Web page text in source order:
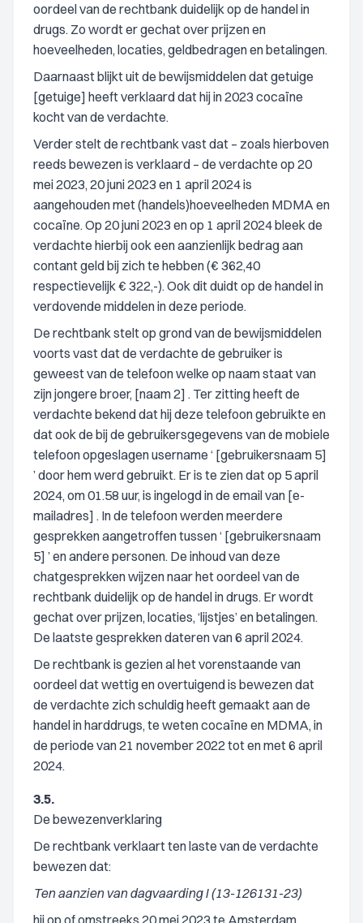
oordeel van de rechtbank duidelijk op de handel in
drugs. Zo wordt er gechat over prijzen en
hoeveelheden, locaties, geldbedragen en betalingen.
Daarnaast blijkt uit de bewijsmiddelen dat getuige
[getuige] heeft verklaard dat hij in 2023 cocaïne
kocht van de verdachte.
Verder stelt de rechtbank vast dat – zoals hierboven
reeds bewezen is verklaard – de verdachte op 20
mei 2023, 20 juni 2023 en 1 april 2024 is
aangehouden met (handels)hoeveelheden MDMA en
cocaïne. Op 20 juni 2023 en op 1 april 2024 bleek de
verdachte hierbij ook een aanzienlijk bedrag aan
contant geld bij zich te hebben (€ 362,40
respectievelijk € 322,-). Ook dit duidt op de handel in
verdovende middelen in deze periode.
De rechtbank stelt op grond van de bewijsmiddelen
voorts vast dat de verdachte de gebruiker is
geweest van de telefoon welke op naam staat van
zijn jongere broer, [naam 2] . Ter zitting heeft de
verdachte bekend dat hij deze telefoon gebruikte en
dat ook de bij de gebruikersgegevens van de mobiele
telefoon opgeslagen username ‘ [gebruikersnaam 5]
’ door hem werd gebruikt. Er is te zien dat op 5 april
2024, om 01.58 uur, is ingelogd in de email van [e-
mailadres] . In de telefoon werden meerdere
gesprekken aangetroffen tussen ‘ [gebruikersnaam
5] ’ en andere personen. De inhoud van deze
chatgesprekken wijzen naar het oordeel van de
rechtbank duidelijk op de handel in drugs. Er wordt
gechat over prijzen, locaties, ‘lijstjes’ en betalingen.
De laatste gesprekken dateren van 6 april 2024.
De rechtbank is gezien al het vorenstaande van
oordeel dat wettig en overtuigend is bewezen dat
de verdachte zich schuldig heeft gemaakt aan de
handel in harddrugs, te weten cocaïne en MDMA, in
de periode van 21 november 2022 tot en met 6 april
2024.
3.5.
De bewezenverklaring
De rechtbank verklaart ten laste van de verdachte
bewezen dat:
Ten aanzien van dagvaarding I (13-126131-23)
hij op of omstreeks 20 mei 2023 te Amsterdam,